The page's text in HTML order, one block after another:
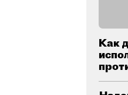
Как